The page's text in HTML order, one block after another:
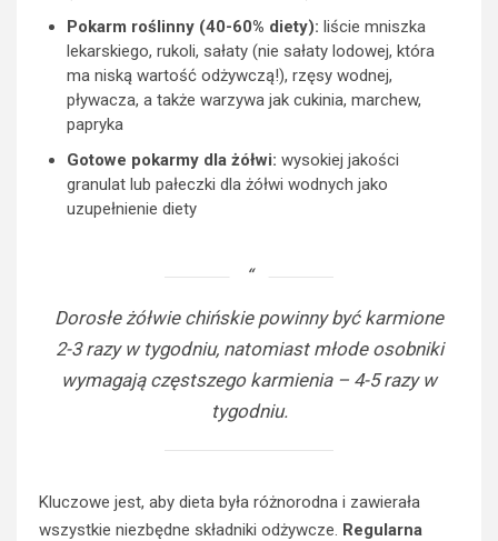
Pokarm roślinny (40-60% diety): liście mniszka
lekarskiego, rukoli, sałaty (nie sałaty lodowej, która
ma niską wartość odżywczą!), rzęsy wodnej,
pływacza, a także warzywa jak cukinia, marchew,
papryka
Gotowe pokarmy dla żółwi: wysokiej jakości
granulat lub pałeczki dla żółwi wodnych jako
uzupełnienie diety
Dorosłe żółwie chińskie powinny być karmione
2-3 razy w tygodniu, natomiast młode osobniki
wymagają częstszego karmienia – 4-5 razy w
tygodniu.
Kluczowe jest, aby dieta była różnorodna i zawierała
wszystkie niezbędne składniki odżywcze. Regularna